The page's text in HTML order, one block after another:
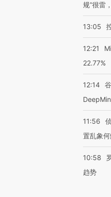
规”很雷
13:05
12:21
22.77%
12:14
11:56
置乱象
10:58
趋势